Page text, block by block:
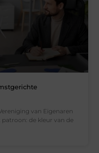
van Eigenaren
de kleur van de